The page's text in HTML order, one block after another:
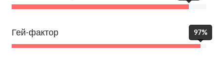
Гей-фактор 97%